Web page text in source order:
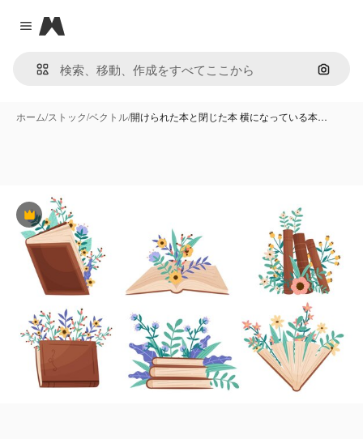
Close menu
Magnific
画像で
ホーム/ストック/ベクトル/開けられた本と閉じた本 横になっている本…
Premium